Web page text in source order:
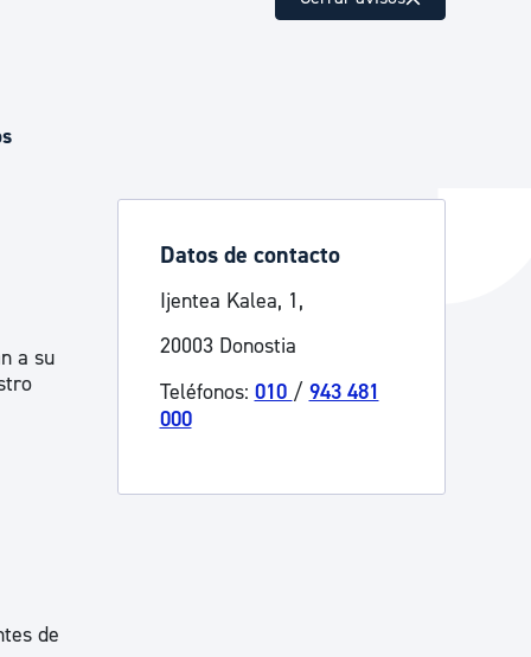
y medioambiente
a su
de
Datos de contacto
Ijentea Kalea, 1,
20003 Donostia
Teléfonos: 010 / 943 481
000